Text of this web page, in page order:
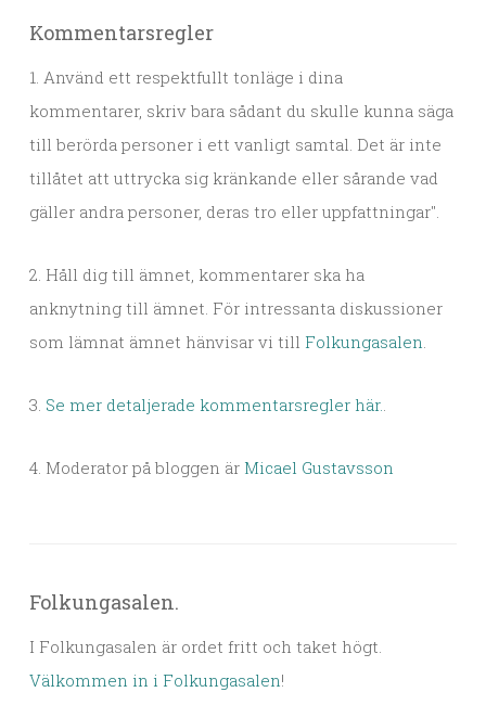
Kommentarsregler
1. Använd ett respektfullt tonläge i dina
kommentarer, skriv bara sådant du skulle kunna säga
till berörda personer i ett vanligt samtal. Det är inte
tillåtet att uttrycka sig kränkande eller sårande vad
gäller andra personer, deras tro eller uppfattningar".
2. Håll dig till ämnet, kommentarer ska ha
anknytning till ämnet. För intressanta diskussioner
som lämnat ämnet hänvisar vi till Folkungasalen.
3. Se mer detaljerade kommentarsregler här..
4. Moderator på bloggen är Micael Gustavsson
Folkungasalen.
I Folkungasalen är ordet fritt och taket högt.
Välkommen in i Folkungasalen!